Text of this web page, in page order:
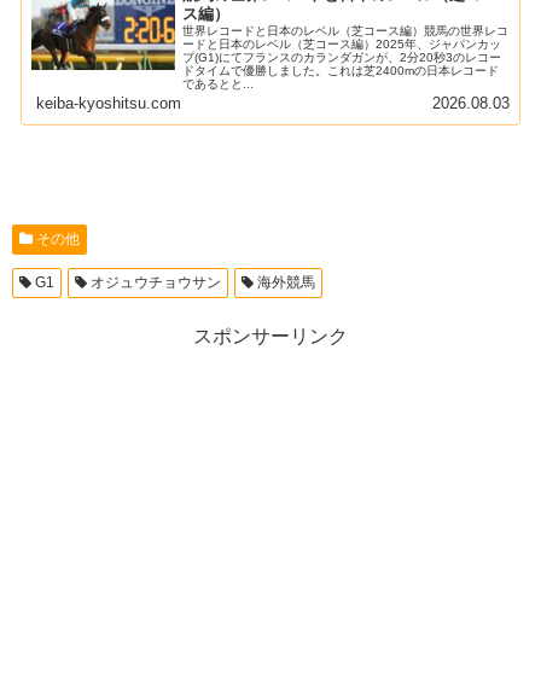
ス編）
世界レコードと日本のレベル（芝コース編）競馬の世界レコ
ードと日本のレベル（芝コース編）2025年、ジャパンカッ
プ(G1)にてフランスのカランダガンが、2分20秒3のレコー
ドタイムで優勝しました。これは芝2400mの日本レコード
であるとと...
keiba-kyoshitsu.com 2026.08.03
その他
G1 オジュウチョウサン 海外競馬
スポンサーリンク